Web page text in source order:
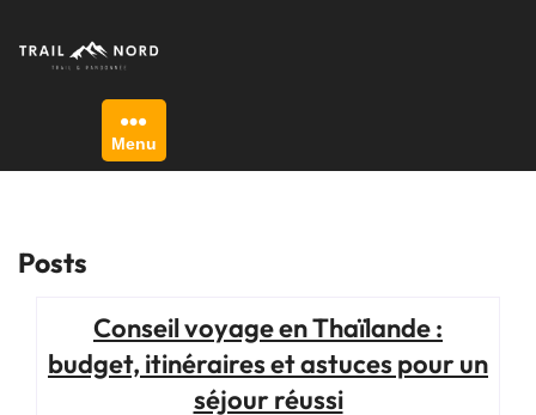
content
Menu
Posts
Conseil voyage en Thaïlande :
budget, itinéraires et astuces pour un
séjour réussi